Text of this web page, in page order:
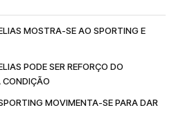
MOSTRA-SE AO SPORTING E
PODE SER REFORÇO DO
MOVIMENTA-SE PARA DAR